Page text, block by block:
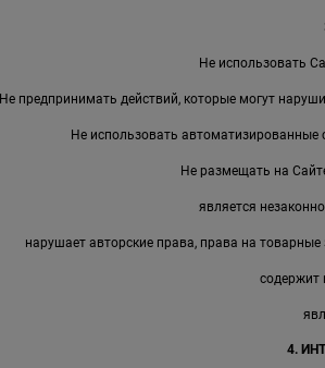
Не использовать
Не предпринимать действий, которые могут
Не использовать
Не размещать на
является
нарушает авторские права, права на
содержит
4.